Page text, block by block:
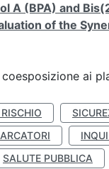
A (BPA) and
of the
ai
SALUTE PUBBLICA